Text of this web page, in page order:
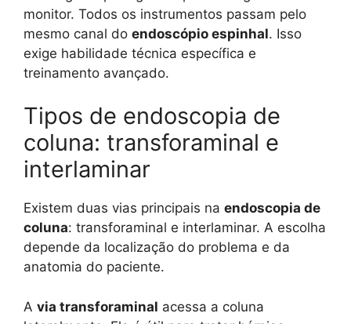
monitor. Todos os instrumentos passam pelo
mesmo canal do endoscópio espinhal. Isso
exige habilidade técnica específica e
treinamento avançado.
Tipos de endoscopia de
coluna: transforaminal e
interlaminar
Existem duas vias principais na endoscopia de
coluna: transforaminal e interlaminar. A escolha
depende da localização do problema e da
anatomia do paciente.
A via transforaminal acessa a coluna